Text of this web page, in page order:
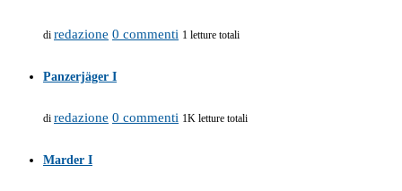
di redazione 0 commenti 1 letture totali
Panzerjäger I
di redazione 0 commenti 1K letture totali
Marder I